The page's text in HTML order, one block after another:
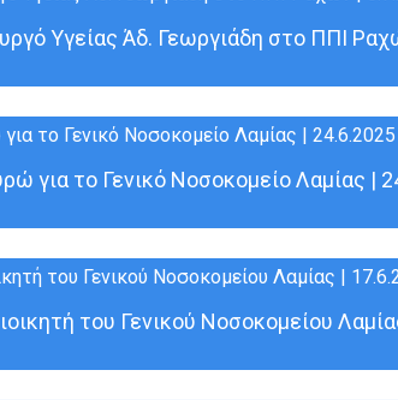
Υγείας Άδ. Γεωργιάδη στο ΠΠΙ
για το Γενικό Νοσοκομείο Λαμίας |
του Γενικού Νοσοκομείου